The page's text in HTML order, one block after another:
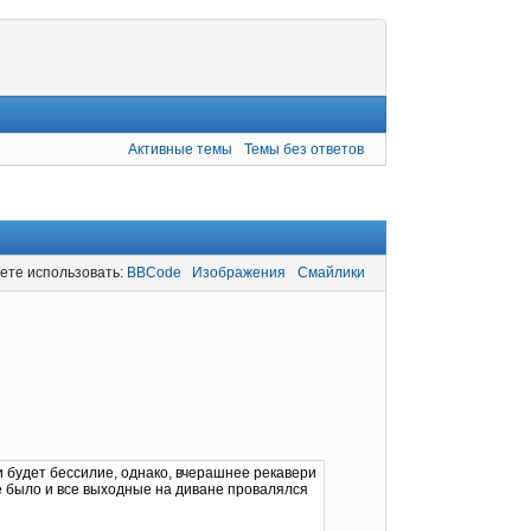
Активные темы Темы без ответов
использовать: BBCode Изображения Смайлики